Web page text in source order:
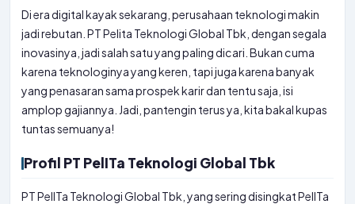
Di era digital kayak sekarang, perusahaan teknologi makin
jadi rebutan. PT Pelita Teknologi Global Tbk, dengan segala
inovasinya, jadi salah satu yang paling dicari. Bukan cuma
karena teknologinya yang keren, tapi juga karena banyak
yang penasaran sama prospek karir dan tentu saja, isi
amplop gajiannya. Jadi, pantengin terus ya, kita bakal kupas
tuntas semuanya!
Profil PT PelITa Teknologi Global Tbk
PT PelITa Teknologi Global Tbk, yang sering disingkat PelITa